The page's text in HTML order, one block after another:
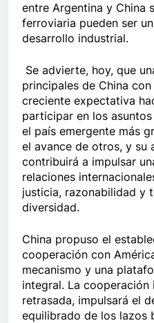
entre Argentina y China
ferroviaria pueden ser
desarrollo industrial.
Se advierte, hoy, que
principales de China
creciente expectativa
participar en los
el país emergente más
el avance de otros, y su
contribuirá a impulsar
relaciones
justicia, razonabilidad y
diversidad.
China propuso el
cooperación con
mecanismo y una
integral. La
retrasada, impulsará el
equilibrado de los lazos